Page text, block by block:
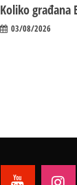
Koliko građana
03/08/2026